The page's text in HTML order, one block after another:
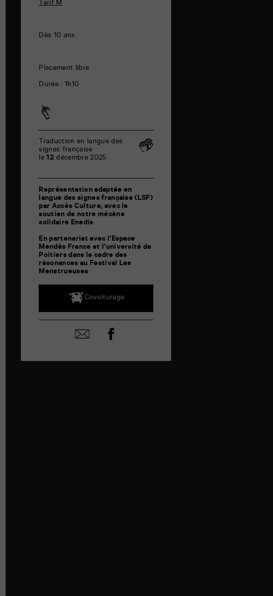
Tarif M
Dès 10 ans
Placement libre
Durée : 1h10
Traduction en langue des
signes française
le12 décembre 2025
Représentation adaptée en
langue des signes française (LSF)
par Accès Culture, avec le
soutien de notre mécène
solidaire Enedis
En partenariat avec l’Espace
Mendès France et l’université de
Poitiers dans le cadre des
résonances au Festival Les
Menstrueuses
Covoiturage
Partager
par
Partager
sur